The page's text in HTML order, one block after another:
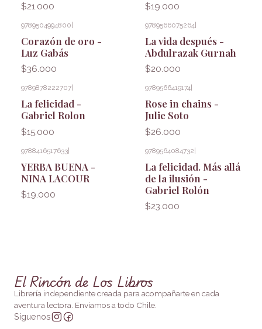
$21.000 $19.000
9789504994800|
Corazón de oro -
Luz Gabás
$36.000
9789566075264|
La vida después -
Abdulrazak Gurnah
$20.000
9789878222707
La felicidad -
Gabriel Rolon
$15.000
9789566419174
Rose in chains -
Julie Soto
$26.000
9788416517633|
YERBA BUENA -
NINA LACOUR
$19.000
9789564084732|
La felicidad. Más allá
de la ilusión -
Gabriel Rolón
$23.000
El Rincón de Los Libros
Librería independiente creada para acompañarte en cada
aventura lectora. Enviamos a todo Chile.
Síguenos